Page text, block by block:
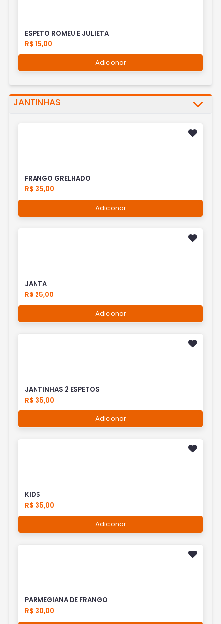
ESPETO ROMEU E JULIETA
R$ 15,00
Adicionar
JANTINHAS
FRANGO GRELHADO
R$ 35,00
Adicionar
JANTA
R$ 25,00
Adicionar
JANTINHAS 2 ESPETOS
R$ 35,00
Adicionar
KIDS
R$ 35,00
Adicionar
PARMEGIANA DE FRANGO
R$ 30,00